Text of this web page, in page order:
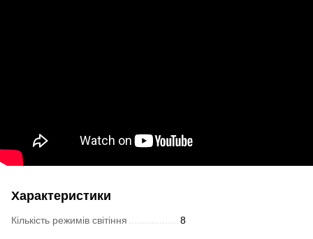
Характеристики
Кількість режимів світіння 8